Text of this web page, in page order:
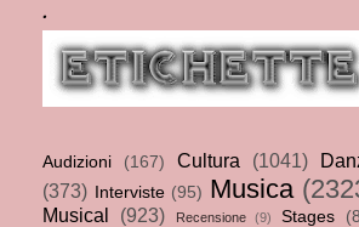
.
Audizioni (167) Cultura (1041)
(373)
Interviste (95) Musica
Musical (923) Recensione (9) Stages